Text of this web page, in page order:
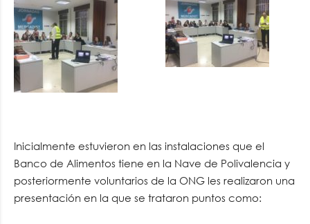
Inicialmente estuvieron en las instalaciones que el
Banco de Alimentos tiene en la Nave de Polivalencia y
posteriormente voluntarios de la ONG les realizaron una
presentación en la que se trataron puntos como: